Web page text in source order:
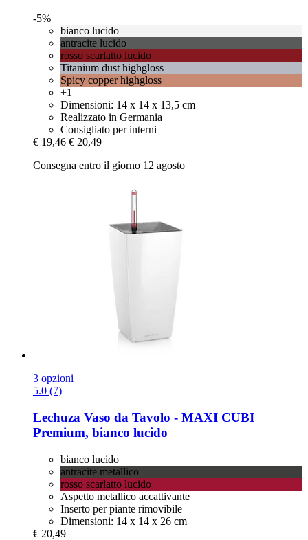
-5%
bianco lucido
antracite lucido
rosso scarlatto lucido
Titanium dust highgloss
Spicy copper highgloss
+1
Dimensioni: 14 x 14 x 13,5 cm
Realizzato in Germania
Consigliato per interni
€ 19,46 € 20,49
Consegna entro il giorno 12 agosto
3 opzioni
5.0 (7)
Lechuza Vaso da Tavolo -​ MAXI CUBI
Premium, bianco lucido
bianco lucido
antracite metallico
rosso scarlatto lucido
Aspetto metallico accattivante
Inserto per piante rimovibile
Dimensioni: 14 x 14 x 26 cm
€ 20,49